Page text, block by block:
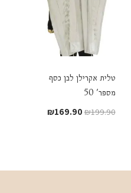
טלית אקרילן לבן כסף
מספר' 50
₪199.90
המחיר
₪169.90 המחיר